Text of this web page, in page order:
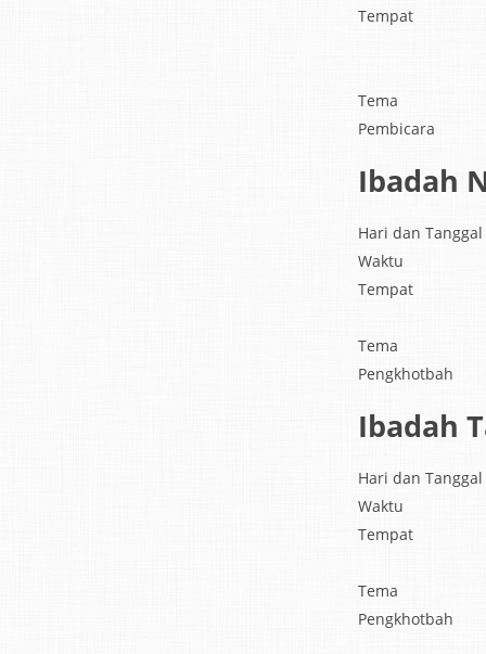
Tempat
Tema
Pembicara
Ibadah
Hari dan Tanggal
Waktu
Tempat
Tema
Pengkhotbah
Ibadah
Hari dan Tanggal
Waktu
Tempat
Tema
Pengkhotbah